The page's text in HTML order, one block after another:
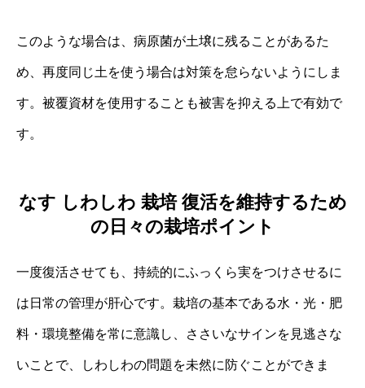
このような場合は、病原菌が土壌に残ることがあるた
め、再度同じ土を使う場合は対策を怠らないようにしま
す。被覆資材を使用することも被害を抑える上で有効で
す。
なす しわしわ 栽培 復活を維持するため
の日々の栽培ポイント
一度復活させても、持続的にふっくら実をつけさせるに
は日常の管理が肝心です。栽培の基本である水・光・肥
料・環境整備を常に意識し、ささいなサインを見逃さな
いことで、しわしわの問題を未然に防ぐことができま